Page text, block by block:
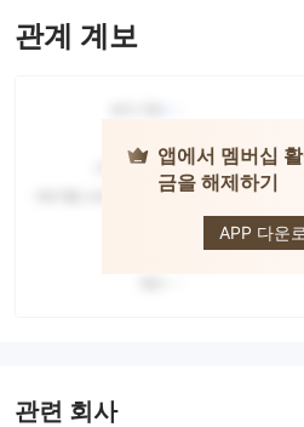
관계 계보
앱에서 멤버십
금을 해제하기
APP 다운
GIC
관련 회사